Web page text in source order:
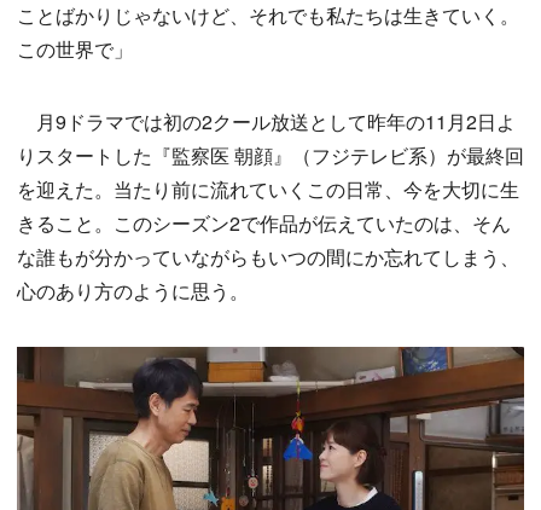
ことばかりじゃないけど、それでも私たちは生きていく。
この世界で」
月9ドラマでは初の2クール放送として昨年の11月2日よ
りスタートした『監察医 朝顔』（フジテレビ系）が最終回
を迎えた。当たり前に流れていくこの日常、今を大切に生
きること。このシーズン2で作品が伝えていたのは、そん
な誰もが分かっていながらもいつの間にか忘れてしまう、
心のあり方のように思う。